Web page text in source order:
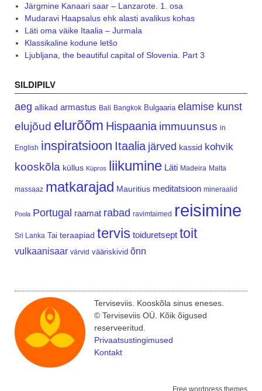
Järgmine Kanaari saar – Lanzarote. 1. osa
Mudaravi Haapsalus ehk alasti avalikus kohas
Läti oma väike Itaalia – Jurmala
Klassikaline kodune letšo
Ljubljana, the beautiful capital of Slovenia. Part 3
SILDIPILV
aeg allikad armastus Bali Bangkok Bulgaaria elamise kunst
elujõud elurõõm Hispaania immuunsus in
English inspiratsioon Itaalia järved kassid kohvik
kooskõla küllus Küpros liikumine Läti Madeira Malta
massaaz matkarajad Mauritius meditatsioon mineraalid
Poola Portugal raamat rabad ravimtaimed reisimine
Sri Lanka Tai teraapiad tervis toiduretsept toit
vulkaanisaar värvid vääriskivid õnn
Terviseviis. Kooskõla sinus eneses.
© Terviseviis OÜ. Kõik õigused
reserveeritud.
Privaatsustingimused
Kontakt
Free wordpress themes